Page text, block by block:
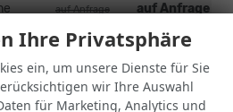
auf Anfrage
auf Anfrage
und Warnsirene
auf Anfrage
auf Anfrage
Ihre Privatsphäre
ein, um unsere Dienste für Sie
wir Ihre Auswahl
für Marketing, Analytics und